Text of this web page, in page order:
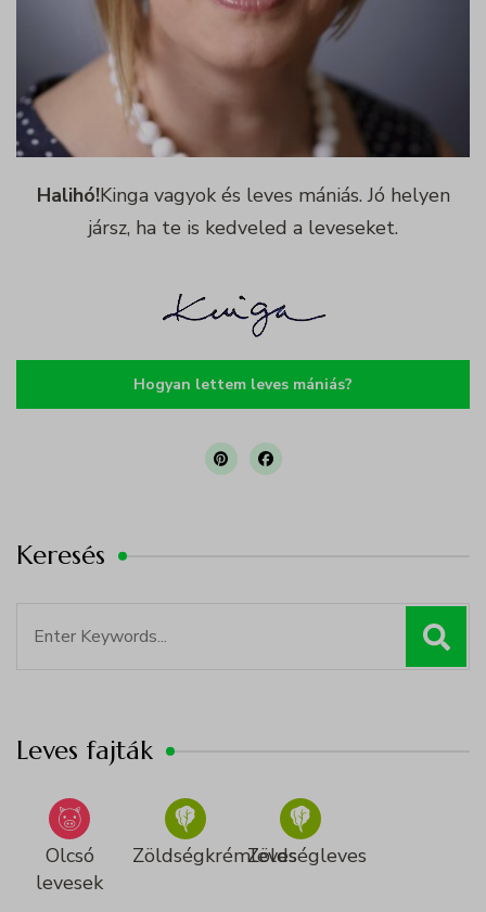
Halihó!Kinga vagyok és leves mániás. Jó helyen
jársz, ha te is kedveled a leveseket.
Hogyan lettem leves mániás?
Keresés
Leves fajták
Olcsó
levesek
ZöldségkrémlevesZöldségleves
Részletek megjelenítése
growme_version